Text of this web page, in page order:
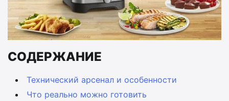
СОДЕРЖАНИЕ
Технический арсенал и особенности
Что реально можно готовить